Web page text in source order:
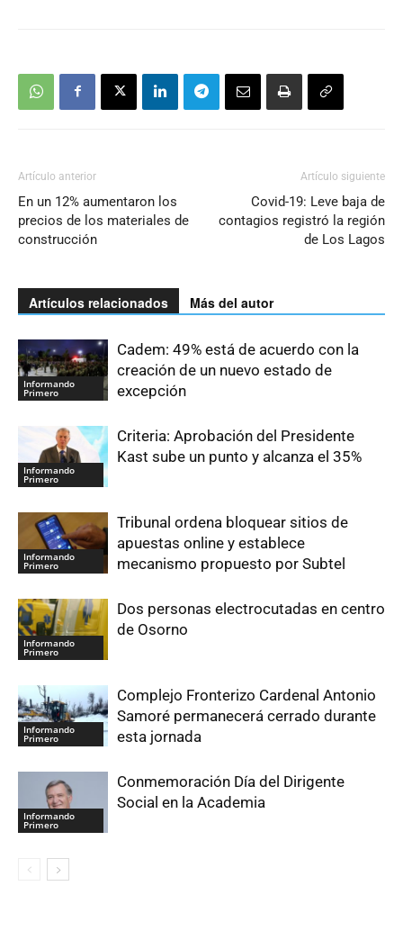
Artículo anterior
En un 12% aumentaron los
precios de los materiales de
construcción
Artículo siguiente
Covid-19: Leve baja de
contagios registró la región
de Los Lagos
Artículos relacionados Más del autor
Informando
Primero
Cadem: 49% está de acuerdo con la
creación de un nuevo estado de
excepción
Informando
Primero
Criteria: Aprobación del Presidente
Kast sube un punto y alcanza el 35%
Informando
Primero
Tribunal ordena bloquear sitios de
apuestas online y establece
mecanismo propuesto por Subtel
Informando
Primero
Dos personas electrocutadas en centro
de Osorno
Informando
Primero
Complejo Fronterizo Cardenal Antonio
Samoré permanecerá cerrado durante
esta jornada
Informando
Primero
Conmemoración Día del Dirigente
Social en la Academia